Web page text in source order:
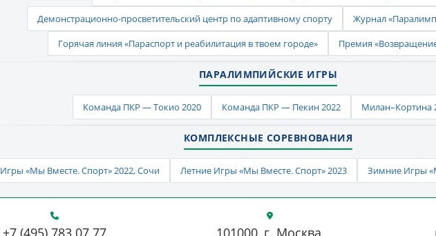
Демонстрационно-просветительский центр по адаптивному спорту
Журнал
Горячая линия «Параспорт и реабилитация в твоем городе»
Премия
ПАРАЛИМПИЙСКИЕ ИГРЫ
Команда ПКР — Токио 2020 Команда ПКР — Пекин 2022 Милан–Кортина
КОМПЛЕКСНЫЕ СОРЕВНОВАНИЯ
Игры «Мы Вместе. Спорт» 2022, Сочи Летние Игры «Мы Вместе. Спорт» 2023 Зимние Игры
+7 (495) 783 07 77 101000, г. Москва,